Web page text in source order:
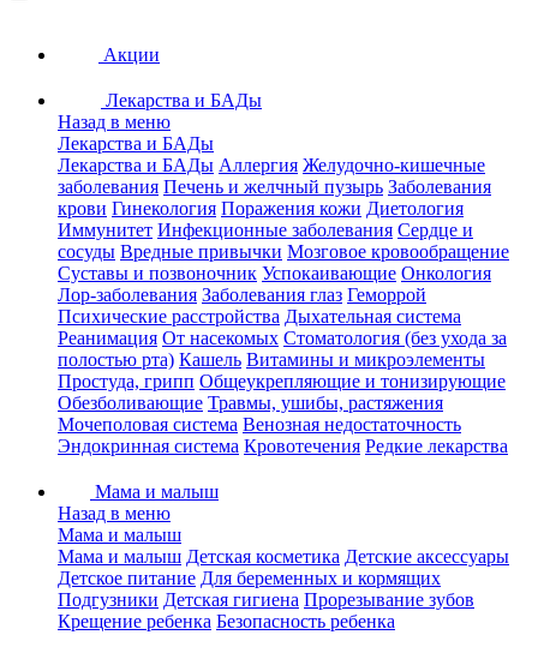
Акции
Лекарства и БАДы
Назад в меню
Лекарства и БАДы
Лекарства и БАДы Аллергия Желудочно-кишечные
заболевания Печень и желчный пузырь Заболевания
крови Гинекология Поражения кожи Диетология
Иммунитет Инфекционные заболевания Сердце и
сосуды Вредные привычки Мозговое кровообращение
Суставы и позвоночник Успокаивающие Онкология
Лор-заболевания Заболевания глаз Геморрой
Психические расстройства Дыхательная система
Реанимация От насекомых Стоматология (без ухода за
полостью рта) Кашель Витамины и микроэлементы
Простуда, грипп Общеукрепляющие и тонизирующие
Обезболивающие Травмы, ушибы, растяжения
Мочеполовая система Венозная недостаточность
Эндокринная система Кровотечения Редкие лекарства
Мама и малыш
Назад в меню
Мама и малыш
Мама и малыш Детская косметика Детские аксессуары
Детское питание Для беременных и кормящих
Подгузники Детская гигиена Прорезывание зубов
Крещение ребенка Безопасность ребенка